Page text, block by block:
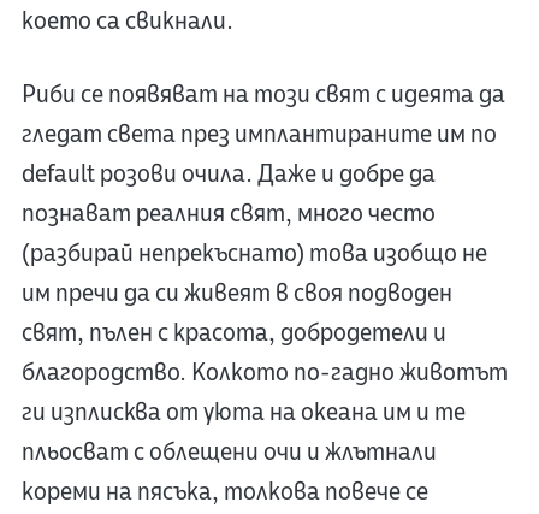
което са свикнали.
Риби се появяват на този свят с идеята да
гледат света през имплантираните им по
default розови очила. Даже и добре да
познават реалния свят, много често
(разбирай непрекъснато) това изобщо не
им пречи да си живеят в своя подводен
свят, пълен с красота, добродетели и
благородство. Колкото по-гадно животът
ги изплисква от уюта на океана им и те
пльосват с облещени очи и жлътнали
кореми на пясъка, толкова повече се